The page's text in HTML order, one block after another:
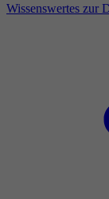
Wissenswertes zur